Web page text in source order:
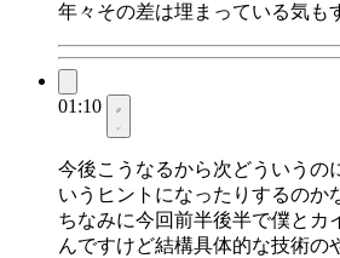
年々その差は埋まっている気も
01:10
今後こうなるから次どういうの
いうヒントになったりするのか
ちなみに今回前半後半で僕とカ
んですけど結構具体的な技術の